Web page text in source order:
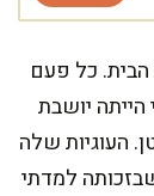
כל פעם
יושבת
העוגיות שלה
למדתי